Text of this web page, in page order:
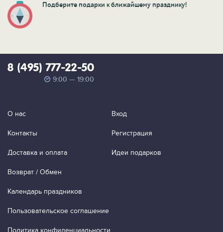
Подберите подарки к ближайшему празднику!
8 (495) 777-22-50
9:00 — 19:00
О нас
Контакты
Доставка и оплата
Возврат / Обмен
Календарь праздников
Пользовательское соглашение
Политика конфиденциальности
Вход
Регистрация
Идеи подарков